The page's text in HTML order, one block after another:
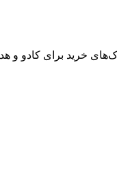
خرید برای کادو و